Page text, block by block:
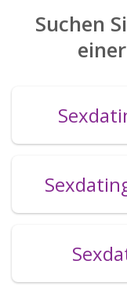
Suchen